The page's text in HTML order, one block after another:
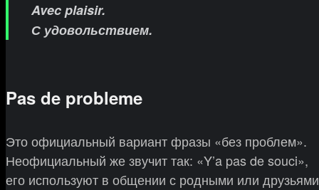
Avec plaisir.
С удовольствием.
Pas de probleme
Это официальный вариант фразы «без проблем».
Неофициальный же звучит так: «Y’a pas de souci»,
его используют в общении с родными или